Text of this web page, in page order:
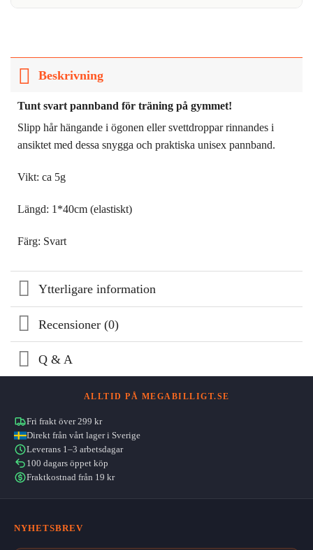
Beskrivning
Tunt svart pannband för träning på gymmet!
Slipp hår hängande i ögonen eller svettdroppar rinnandes i
ansiktet med dessa snygga och praktiska unisex pannband.
Vikt: ca 5g
Längd: 1*40cm (elastiskt)
Färg: Svart
Ytterligare information
Recensioner (0)
Q & A
ALLTID PÅ MEGABILLIGT.SE
Fri frakt över 299 kr
Direkt från vårt lager i Sverige
Leverans 1–3 arbetsdagar
100 dagars öppet köp
Fraktkostnad från 19 kr
NYHETSBREV